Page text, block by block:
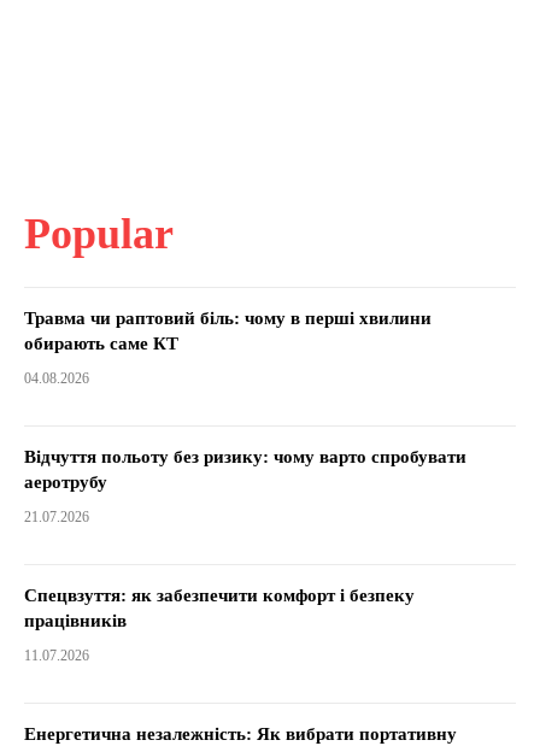
Popular
Травма чи раптовий біль: чому в перші хвилини
обирають саме КТ
04.08.2026
Відчуття польоту без ризику: чому варто спробувати
аеротрубу
21.07.2026
Спецвзуття: як забезпечити комфорт і безпеку
працівників
11.07.2026
Енергетична незалежність: Як вибрати портативну